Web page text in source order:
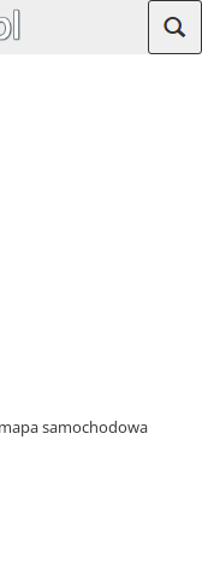
samochodowa